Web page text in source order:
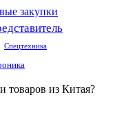
закупки
Спецтехника
товаров из Китая?